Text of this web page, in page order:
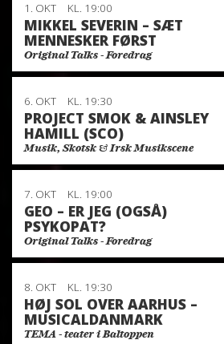
1. OKT KL. 19:00
MIKKEL SEVERIN – SÆT
MENNESKER FØRST
Original Talks - Foredrag
6. OKT KL. 19:30
PROJECT SMOK & AINSLEY
HAMILL (SCO)
Musik, Skotsk & Irsk Musikscene
7. OKT KL. 19:00
GEO – ER JEG (OGSÅ)
PSYKOPAT?
Original Talks - Foredrag
8. OKT KL. 19:30
HØJ SOL OVER AARHUS –
MUSICALDANMARK
TEMA - teater i Baltoppen